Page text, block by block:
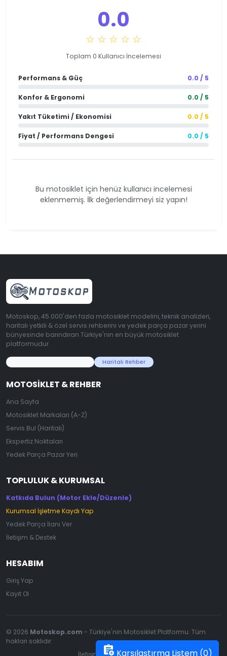
0.0
☆ ☆ ☆ ☆ ☆
Toplam 0 Kullanıcı İncelemesi
Performans & Güç 0.0 / 5
Konfor & Ergonomi 0.0 / 5
Yakıt Tüketimi / Ekonomisi 0.0 / 5
Fiyat / Performans Dengesi 0.0 / 5
Bu motosiklet için henüz kullanıcı incelemesi
eklenmemiş. İlk değerlendirmeyi siz yapın!
assignment_add Karşılaştırma Listem (0)
Motoskop, 45.000'den fazla motosiklet modelini, teknik analizleri,
haritalı yetkili & özel servis rehberini ve yedek parça pazar yerini
bünyesinde barındıran Türkiye'nin en büyük motosiklet
platformudur.
Haritalı Rehber
MOTOSIKLET & REHBER
Ana Sayfa
Motosiklet Markaları (A-Z)
Servis Bul (Haritalı)
Ekspertiz Noktaları
Yedek Parça Pazar Yeri
TOPLULUK & KURUMSAL
Katkıda Bulun (Motor Ekle/Düzenle)
Kurumsal İşletme Kaydı Yap
Yedek Parça İlanı Ver
İletişim & Destek
HESABIM
Giriş Yap
Kayıt Ol
© 2026 Motoskop.com - Türkiye'nin Motosiklet Platformu. Tüm
hakları saklıdır.
İletişim
Gizlilik Politikası